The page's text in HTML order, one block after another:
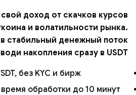
доход от скачков курсов
и волатильности рынка.
стабильный денежный поток
накопления сразу в USDT!
без KYC и бирж.
обработки до 10 минут.